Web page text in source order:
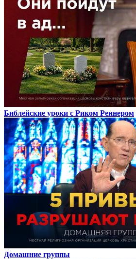
Библейские уроки с Риком Реннером
Домашние группы